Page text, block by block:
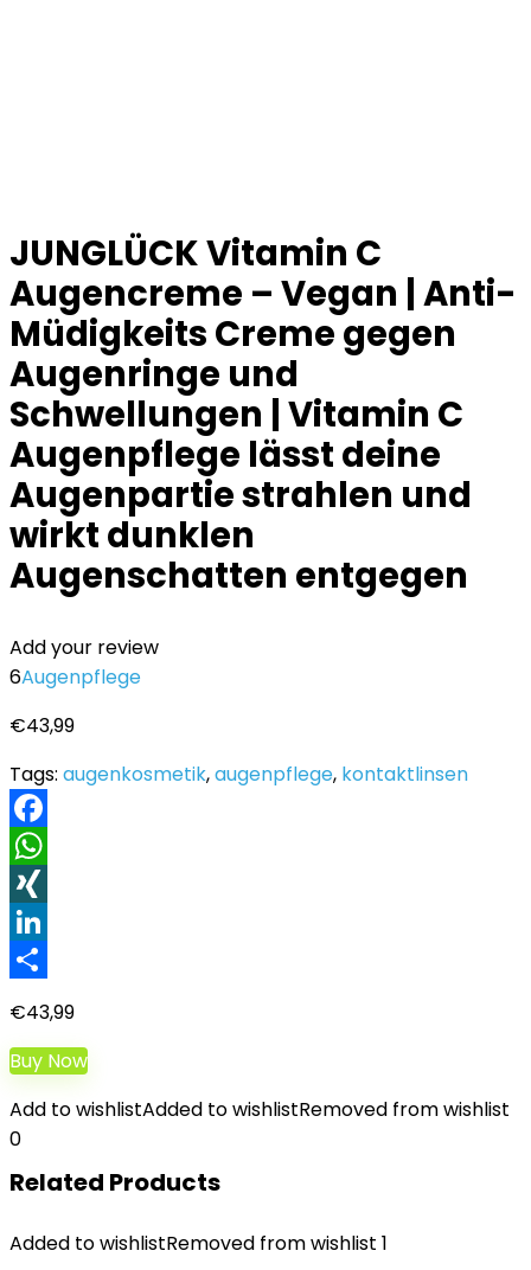
JUNGLÜCK Vitamin C
Augencreme – Vegan | Anti-
Müdigkeits Creme gegen
Augenringe und
Schwellungen | Vitamin C
Augenpflege lässt deine
Augenpartie strahlen und
wirkt dunklen
Augenschatten entgegen
Add your review
6Augenpflege
€43,99
Tags: augenkosmetik,augenpflege, kontaktlinsen
Facebook
WhatsApp
XING
LinkedIn
€43,99
Buy Now
Add to wishlistAdded to wishlistRemoved from wishlist
0
Related Products
Added to wishlistRemoved from wishlist 1